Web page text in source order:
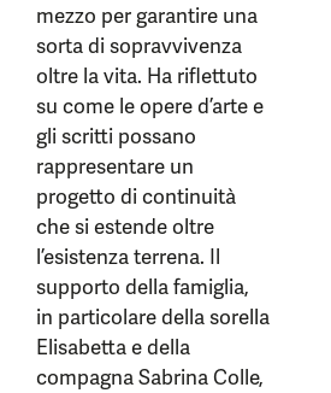
mezzo per garantire una
sorta di sopravvivenza
oltre la vita. Ha riflettuto
su come le opere d’arte e
gli scritti possano
rappresentare un
progetto di continuità
che si estende oltre
l’esistenza terrena. Il
supporto della famiglia,
in particolare della sorella
Elisabetta e della
compagna Sabrina Colle,